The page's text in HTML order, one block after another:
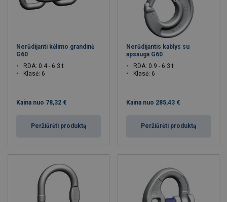
Nerūdijanti kėlimo grandinė
G60
RDA: 0.4 - 6.3 t
Klasė: 6
Kaina nuo 78,32 €
Peržiūrėti produktą
Nerūdijantis kablys su
apsauga G60
RDA: 0.9 - 6.3 t
Klasė: 6
Kaina nuo 285,43 €
Peržiūrėti produktą